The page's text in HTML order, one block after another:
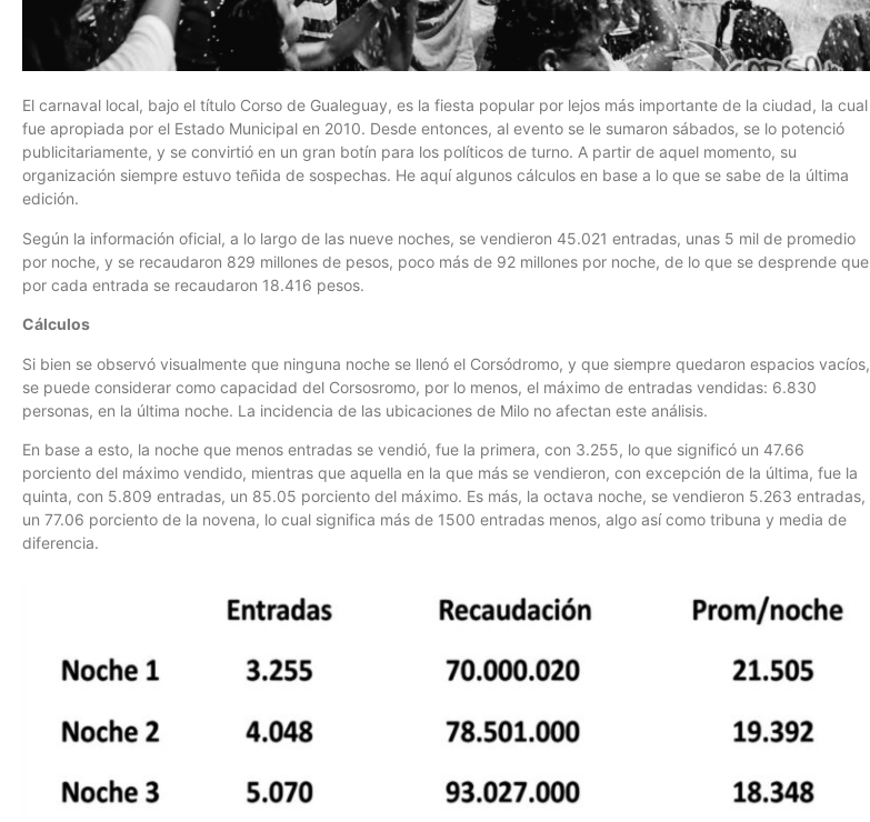
El carnaval local, bajo el título Corso de Gualeguay, es la fiesta popular por lejos más importante de la ciudad, la cual
fue apropiada por el Estado Municipal en 2010. Desde entonces, al evento se le sumaron sábados, se lo potenció
publicitariamente, y se convirtió en un gran botín para los políticos de turno. A partir de aquel momento, su
organización siempre estuvo teñida de sospechas. He aquí algunos cálculos en base a lo que se sabe de la última
edición.
Según la información oficial, a lo largo de las nueve noches, se vendieron 45.021 entradas, unas 5 mil de promedio
por noche, y se recaudaron 829 millones de pesos, poco más de 92 millones por noche, de lo que se desprende que
por cada entrada se recaudaron 18.416 pesos.
Cálculos
Si bien se observó visualmente que ninguna noche se llenó el Corsódromo, y que siempre quedaron espacios vacíos,
se puede considerar como capacidad del Corsosromo, por lo menos, el máximo de entradas vendidas: 6.830
personas, en la última noche. La incidencia de las ubicaciones de Milo no afectan este análisis.
En base a esto, la noche que menos entradas se vendió, fue la primera, con 3.255, lo que significó un 47.66
porciento del máximo vendido, mientras que aquella en la que más se vendieron, con excepción de la última, fue la
quinta, con 5.809 entradas, un 85.05 porciento del máximo. Es más, la octava noche, se vendieron 5.263 entradas,
un 77.06 porciento de la novena, lo cual significa más de 1500 entradas menos, algo así como tribuna y media de
diferencia.